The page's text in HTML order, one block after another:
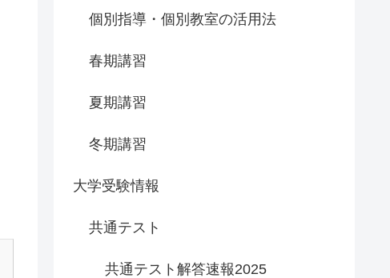
個別指導・個別教室の活用法
春期講習
夏期講習
冬期講習
大学受験情報
共通テスト
共通テスト解答速報2025